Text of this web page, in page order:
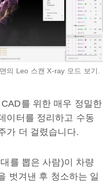
의 Leo 스캔 X-ray 모드 보기.
를 위한 매우 정밀한
이터를 정리하고 수동
가 더 걸렸습니다.
를 뽑은 사람)이 차량
벗겨낸 후 청소하는 일